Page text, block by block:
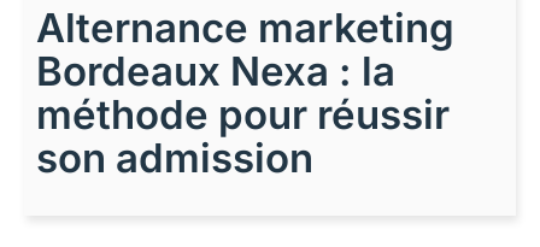
Alternance marketing
Bordeaux Nexa : la
méthode pour réussir
son admission